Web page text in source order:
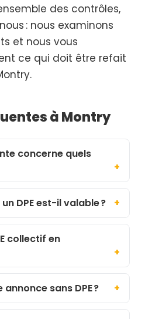
des contrôles,
: nous examinons
et nous vous
ce qui doit être refait
à Montry
concerne quels
DPE est-il valable ?
collectif en
sans DPE ?